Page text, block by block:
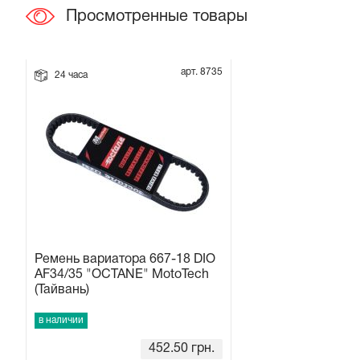
Свечи на мотоблок
Глушитель на мотоблок
Элементы управления, тросики на мотоблок
Навесное и запчасти к нему
Просмотренные товары
24 часа арт. 8735
Ремень вариатора 667-18 DIO
AF34/35 "OCTANE" MotoTech
(Тайвань)
в наличии
452.50 грн.